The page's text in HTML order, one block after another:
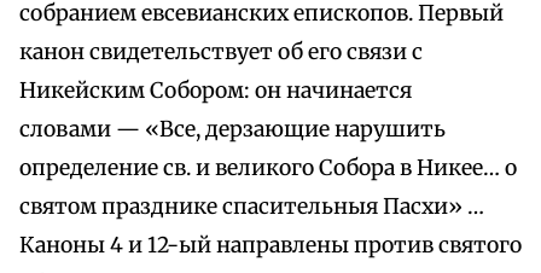
собранием евсевианских епископов. Первый
канон свидетельствует об его связи с
Никейским Собором: он начинается
словами — «Все, дерзающие нарушить
определение св. и великого Собора в Никее… о
святом празднике спасительныя Пасхи» …
Каноны 4 и 12-ый направлены против святого